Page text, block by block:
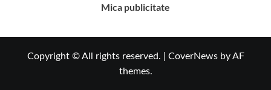
Mica publicitate
Copyright © All rights reserved. CoverNewsby AF
themes.